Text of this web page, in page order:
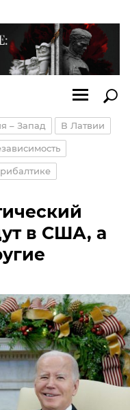
– Запад В Латвии
в США, а